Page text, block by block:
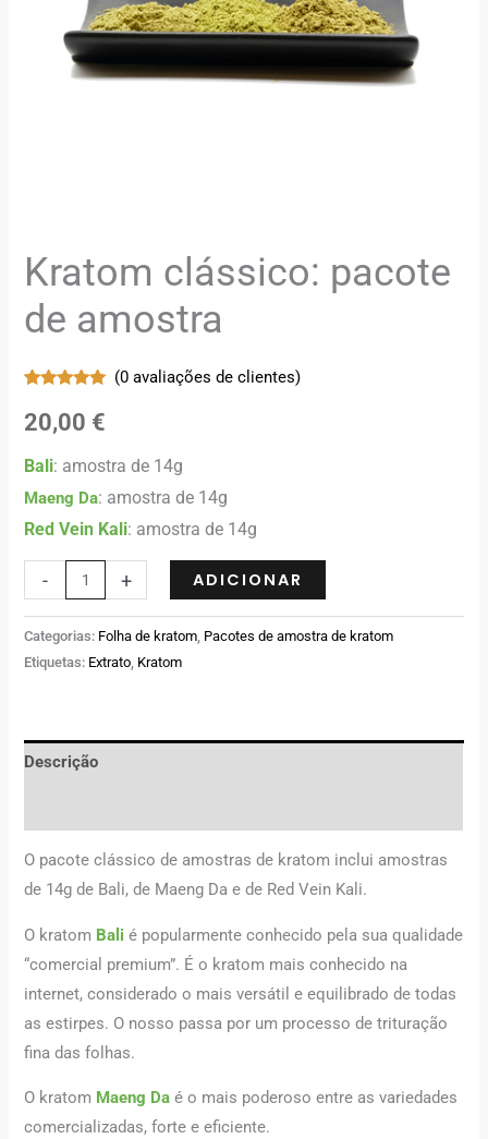
Kratom clássico: pacote
de amostra
com 5.00
em 5 com
classificações
de clientes
(0 avaliações de clientes)
20,00 €
Bali: amostra de 14g
Maeng Da: amostra de 14g
Red Vein Kali: amostra de 14g
- + ADICIONAR
Categorias: Folha de kratom, Pacotes de amostra de kratom
Etiquetas: Extrato, Kratom
Descrição
O pacote clássico de amostras de kratom inclui amostras
de 14g de Bali, de Maeng Da e de Red Vein Kali.
O kratom Bali é popularmente conhecido pela sua qualidade
“comercial premium”. É o kratom mais conhecido na
internet, considerado o mais versátil e equilibrado de todas
as estirpes. O nosso passa por um processo de trituração
fina das folhas.
O kratom Maeng Da é o mais poderoso entre as variedades
comercializadas, forte e eficiente.